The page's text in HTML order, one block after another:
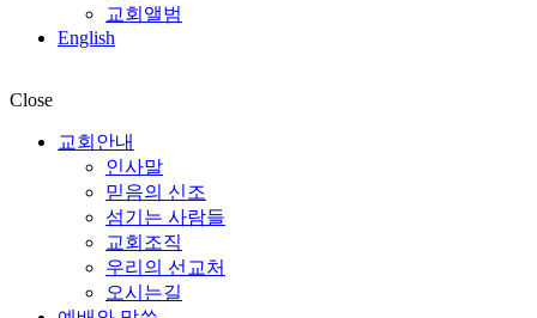
교회앨범
English
Close
교회안내
인사말
믿음의 신조
섬기는 사람들
교회조직
우리의 선교처
오시는길